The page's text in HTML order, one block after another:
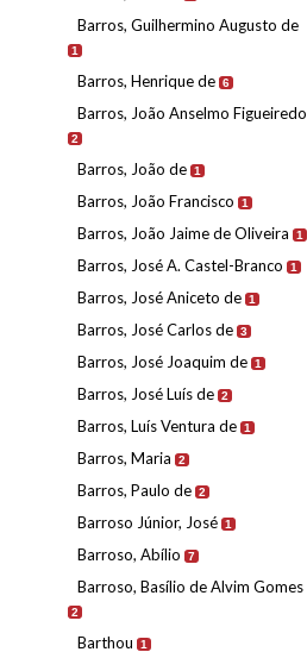
Barros, Guilhermino Augusto de
1
Barros, Henrique de 6
Barros, João Anselmo Figueiredo
2
Barros, João de 1
Barros, João Francisco 1
Barros, João Jaime de Oliveira 1
Barros, José A. Castel-Branco 1
Barros, José Aniceto de 1
Barros, José Carlos de 3
Barros, José Joaquim de 1
Barros, José Luís de 2
Barros, Luís Ventura de 1
Barros, Maria 2
Barros, Paulo de 2
Barroso Júnior, José 1
Barroso, Abílio 7
Barroso, Basílio de Alvim Gomes
2
Barthou 1